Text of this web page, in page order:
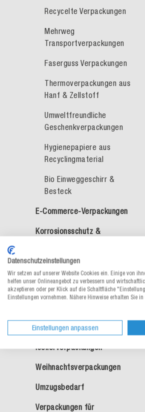
Recycelte Verpackungen
Mehrweg
Transportverpackungen
Faserguss Verpackungen
Thermoverpackungen aus
Hanf & Zellstoff
Umweltfreundliche
Geschenkverpackungen
Hygienepapiere aus
Recyclingmaterial
Bio Einweggeschirr &
Besteck
E-Commerce-Verpackungen
Korrosionsschutz &
ESD- & antistatische
Verpackungen
Gefahrgutverpackungen
Thermo- &
Isolierverpackungen
Weihnachtsverpackungen
Umzugsbedarf
Verpackungen für
Datenschutzeinstellungen
Wir setzen auf unserer Website Cookies ein. Einige von
helfen unser Onlineangebot zu verbessern und
akzeptieren oder per Klick auf die Schaltfläche
Einstellungen vornehmen. Nähere Hinweise erhalten Sie in
Einstellungen anpassen